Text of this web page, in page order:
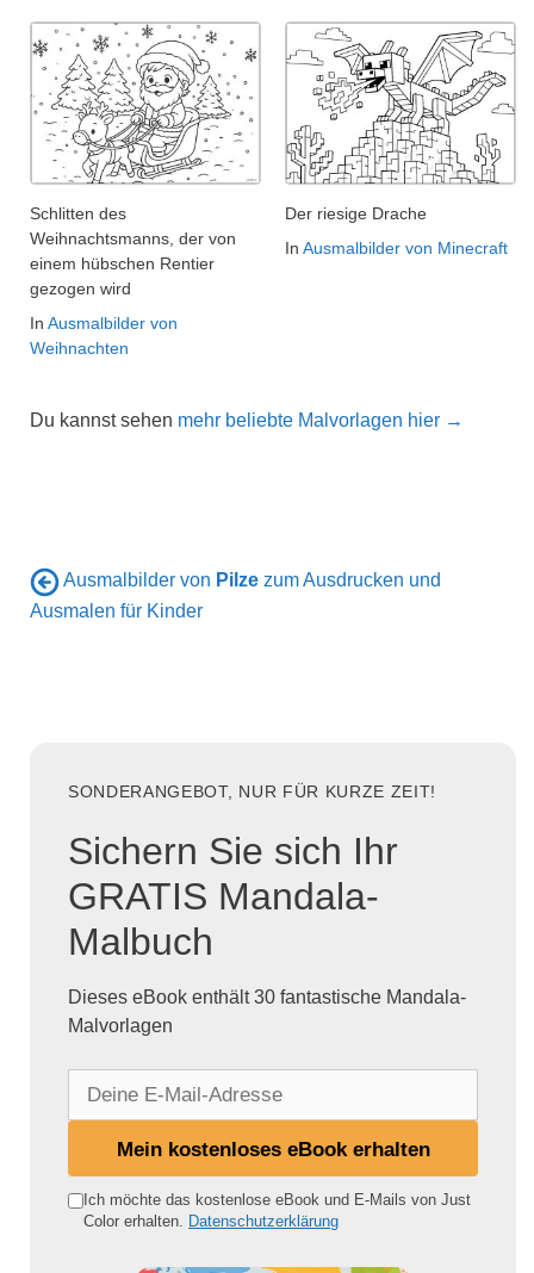
Schlitten des
Weihnachtsmanns, der von
einem hübschen Rentier
gezogen wird
In Ausmalbilder von
Weihnachten
Der riesige Drache
In Ausmalbilder von Minecraft
Du kannst sehen mehr beliebte Malvorlagen hier →
Ausmalbilder von Pilze zum Ausdrucken und
Ausmalen für Kinder
SONDERANGEBOT, NUR FÜR KURZE ZEIT!
Sichern Sie sich Ihr
GRATIS Mandala-
Malbuch
Dieses eBook enthält 30 fantastische Mandala-
Malvorlagen
e
Mein kostenloses eBook erhalten
Ich möchte das kostenlose eBook und E-Mails von Just
Color erhalten. Datenschutzerklärung